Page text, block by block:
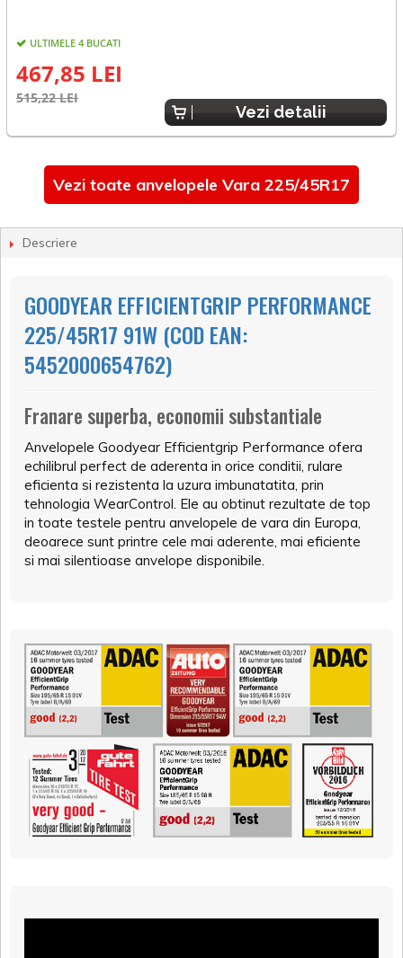
ULTIMELE 4 BUCATI
467,85 LEI
515,22 LEI
Vezi detalii
Vezi toate anvelopele Vara 225/45R17
Descriere
GOODYEAR EFFICIENTGRIP PERFORMANCE
225/45R17 91W (COD EAN:
5452000654762)
Franare superba, economii substantiale
Anvelopele Goodyear Efficientgrip Performance ofera
echilibrul perfect de aderenta in orice conditii, rulare
eficienta si rezistenta la uzura imbunatatita, prin
tehnologia WearControl. Ele au obtinut rezultate de top
in toate testele pentru anvelopele de vara din Europa,
deoarece sunt printre cele mai aderente, mai eficiente
si mai silentioase anvelope disponibile.